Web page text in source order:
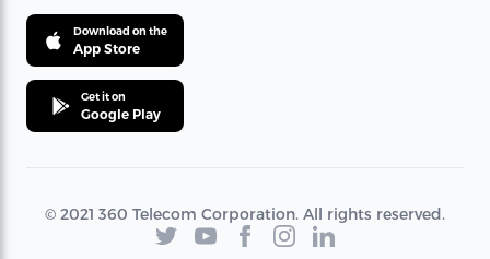
Download on the
App Store
Get it on
Google Play
© 2021 360 Telecom Corporation. All rights reserved.